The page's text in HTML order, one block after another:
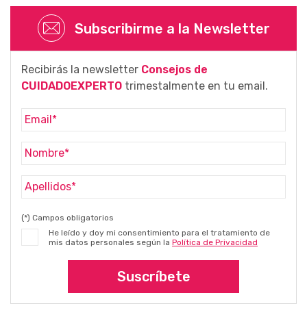
Subscribirme a la Newsletter
Recibirás la newsletter Consejos de
CUIDADOEXPERTO trimestalmente en tu email.
(*) Campos obligatorios
He leído y doy mi consentimiento para el tratamiento de
mis datos personales según la Política de Privacidad
Suscríbete